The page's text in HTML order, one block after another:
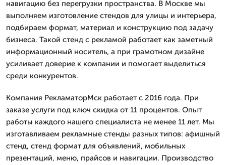
навигацию без перегрузки пространства. В Москве мы
выполняем изготовление стендов для улицы и интерьера,
подбираем формат, материал и конструкцию под задачу
бизнеса. Такой стенд с рекламой работает как заметный
информационный носитель, а при грамотном дизайне
усиливает доверие к компании и помогает выделиться
среди конкурентов.
Компания РекламаторМск работает с 2016 года. При
заказе услуги под ключ скидка от 11 процентов. Опыт
работы каждого нашего специалиста не менее 11 лет. Мы
изготавливаем рекламные стенды разных типов: афишный
стенд, стенд формат для объявлений, мобильных
презентаций, меню, прайсов и навигации. Производство